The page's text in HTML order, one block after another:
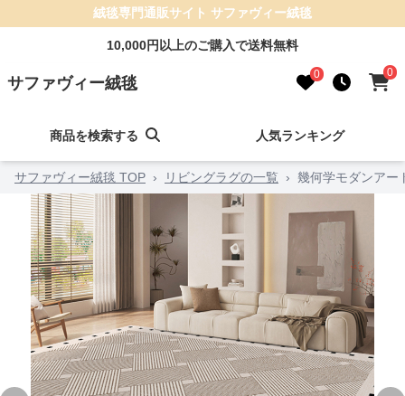
絨毯専門通販サイト サファヴィー絨毯
10,000円以上のご購入で送料無料
サファヴィー絨毯 0 0
商品を検索する 人気ランキング
サファヴィー絨毯 TOP › リビングラグの一覧 › 幾何学モダンアー